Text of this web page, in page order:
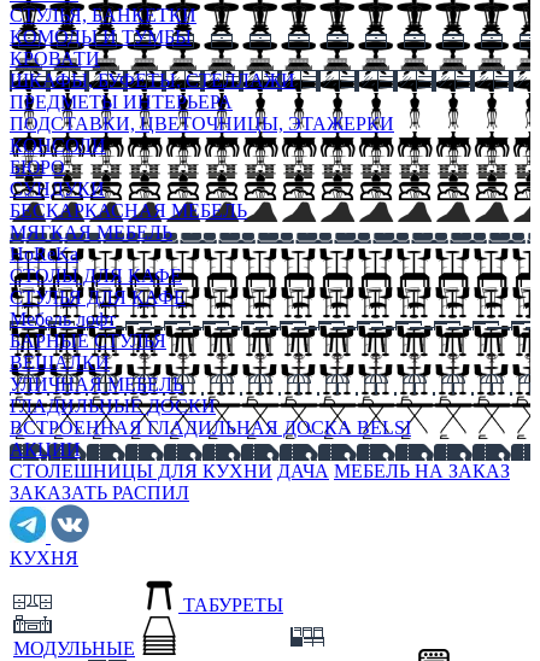
СТУЛЬЯ, БАНКЕТКИ
КОМОДЫ И ТУМБЫ
КРОВАТИ
ШКАФЫ, БУФЕТЫ, СТЕЛЛАЖИ
ПРЕДМЕТЫ ИНТЕРЬЕРА
ПОДСТАВКИ, ЦВЕТОЧНИЦЫ, ЭТАЖЕРКИ
КОНСОЛИ
БЮРО
СУНДУКИ
БЕСКАРКАСНАЯ МЕБЕЛЬ
МЯГКАЯ МЕБЕЛЬ
HoReKa
СТОЛЫ ДЛЯ КАФЕ
СТУЛЬЯ ДЛЯ КАФЕ
Мебель лофт
БАРНЫЕ СТУЛЬЯ
ВЕШАЛКИ
УЛИЧНАЯ МЕБЕЛЬ
ГЛАДИЛЬНЫЕ ДОСКИ
ВСТРОЕННАЯ ГЛАДИЛЬНАЯ ДОСКА BELSI
АКЦИИ
СТОЛЕШНИЦЫ ДЛЯ КУХНИ ДАЧА МЕБЕЛЬ НА ЗАКАЗ
ЗАКАЗАТЬ РАСПИЛ
КУХНЯ
МОДУЛЬНЫЕ
ТАБУРЕТЫ